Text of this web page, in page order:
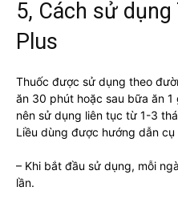
5, Cách sử
Plus
Thuốc được sử dụng theo
ăn 30 phút hoặc sau bữa ăn
nên sử dụng liên tục từ 1-3
Liều dùng được hướng dẫn cụ
– Khi bắt đầu sử dụng, mỗi
lần.